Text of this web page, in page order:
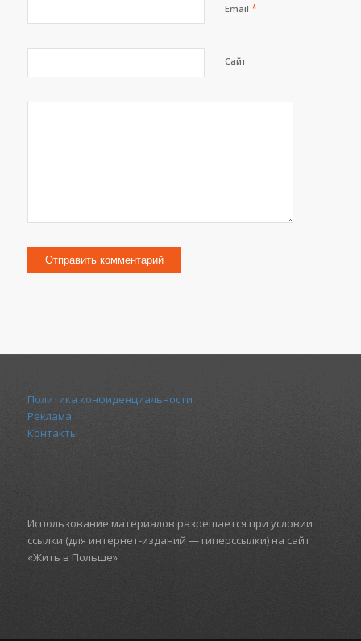
Email *
Сайт
Политика конфиденциальности
Реклама
Контакты
Использование материалов разрешается при условии
ссылки (для интернет-изданий — гиперссылки) на сайт
«Жить в Польше»